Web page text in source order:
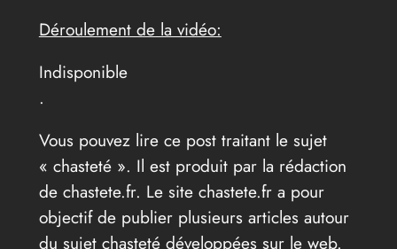
Déroulement de la vidéo:
Indisponible
.
Vous pouvez lire ce post traitant le sujet
« chasteté ». Il est produit par la rédaction
de chastete.fr. Le site chastete.fr a pour
objectif de publier plusieurs articles autour
du sujet chasteté développées sur le web.